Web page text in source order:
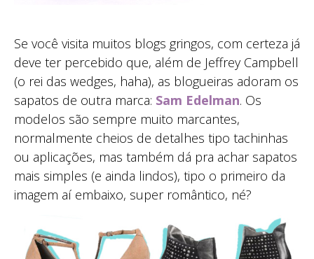
Se você visita muitos blogs gringos, com certeza já
deve ter percebido que, além de Jeffrey Campbell
(o rei das wedges, haha), as blogueiras adoram os
sapatos de outra marca: Sam Edelman. Os
modelos são sempre muito marcantes,
normalmente cheios de detalhes tipo tachinhas
ou aplicações, mas também dá pra achar sapatos
mais simples (e ainda lindos), tipo o primeiro da
imagem aí embaixo, super romântico, né?